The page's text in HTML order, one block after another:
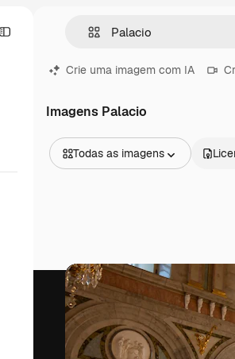
Crie uma imagem com IA
Imagens Palacio
Todas as imagens
Vídeos
Clipes de vídeo
Animações
Modelos de vídeos
Ícones
Modelos 3D
Fontes